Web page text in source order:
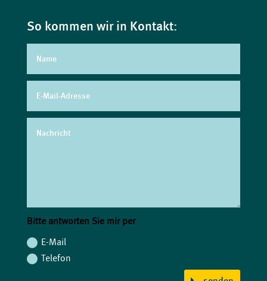
So kommen wir in Kontakt:
Bitte antworten Sie mir per
E-Mail
Telefon